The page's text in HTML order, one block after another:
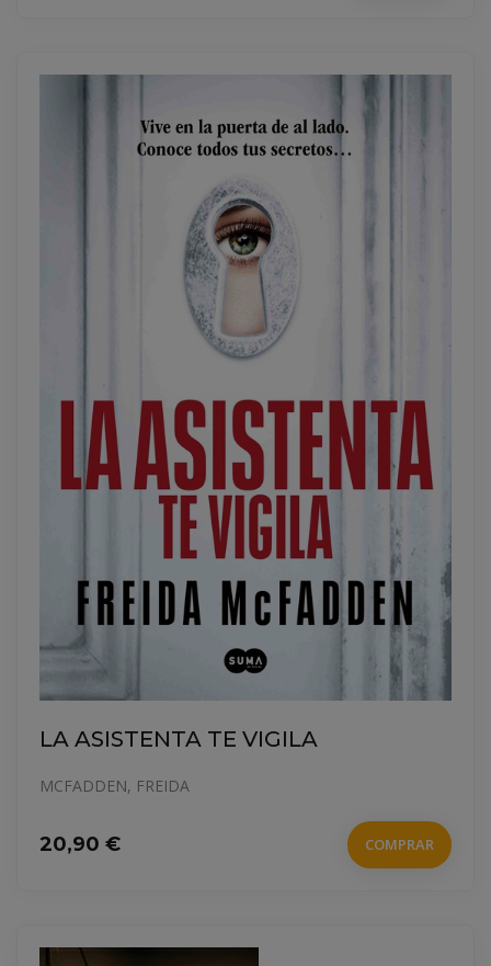
LA ASISTENTA TE VIGILA
MCFADDEN, FREIDA
20,90 € COMPRAR